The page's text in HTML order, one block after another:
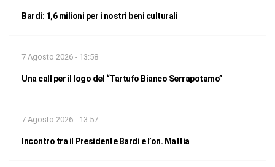
Bardi: 1,6 milioni per i nostri beni culturali
7 Agosto 2026 - 13:58
Una call per il logo del “Tartufo Bianco Serrapotamo”
7 Agosto 2026 - 13:57
Incontro tra il Presidente Bardi e l’on. Mattia